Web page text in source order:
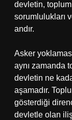
devletin,
sorumlulukları
andır.
Asker
aynı zamanda
devletin ne
aşamadır.
gösterdiği
devletle olan